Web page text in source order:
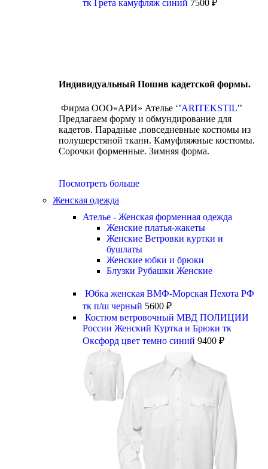
тк Грета камуфляж синий 7500 ₽
Индивидуальный Пошив кадетской формы.
Фирма ООО«АРИ» Ателье ‘’ARITEKSTIL’’
Предлагаем форму и обмундирование для
кадетов. Парадные ,повседневные костюмы из
полушерстяной ткани. Камуфляжные костюмы.
Сорочки форменные. Зимняя форма.
Посмотреть больше
Женская одежда
Ателье - Женская форменная одежда
Женские платья-жакеты
Женские Ветровки куртки и
бушлаты
Женские юбки и брюки
Блузки Рубашки Женские
Юбка женская ВМФ-Морская Пехота РФ
тк п/ш черный 5600 ₽
Костюм ветровочный МВД ПОЛИЦИИ
России Женский Куртка и Брюки тк
Оксфорд цвет темно синий 9400 ₽